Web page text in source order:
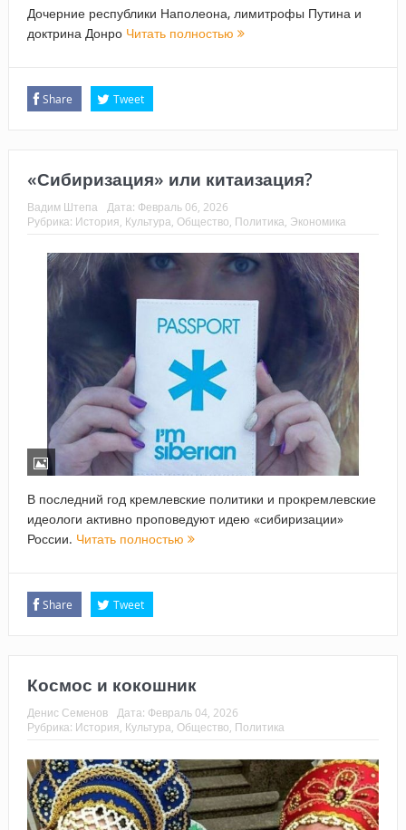
Дочерние республики Наполеона, лимитрофы Путина и
доктрина Донро Читать полностью
Share Tweet
«Сибиризация» или китаизация?
Вадим Штепа Дата: Февраль 06, 2026
Рубрика: История, Культура, Общество, Политика, Экономика
В последний год кремлевские политики и прокремлевские
идеологи активно проповедуют идею «сибиризации»
России. Читать полностью
Share Tweet
Космос и кокошник
Денис Семенов Дата: Февраль 04, 2026
Рубрика: История, Культура, Общество, Политика